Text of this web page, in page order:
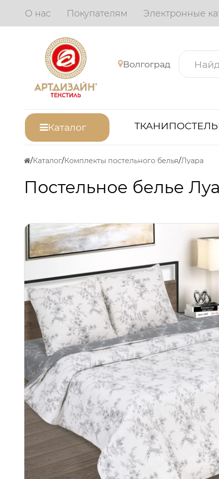
О нас Покупателям Электронные
Волгоград
Каталог ТКАНИ
Каталог Комплекты постельного белья Луара
Постельное белье